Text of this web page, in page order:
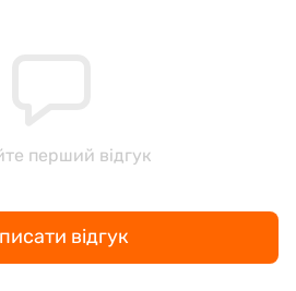
перший відгук
відгук